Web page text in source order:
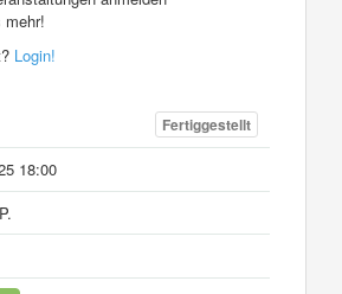
mehr!
Login!
Fertiggestellt
18:00